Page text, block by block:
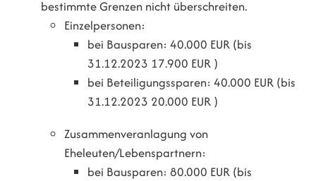
bestimmte Grenzen nicht überschreiten.
Einzelpersonen:
bei Bausparen: 40.000 EUR (bis
31.12.2023 17.900 EUR )
bei Beteiligungssparen: 40.000 EUR (bis
31.12.2023 20.000 EUR )
Zusammenveranlagung von
Eheleuten/Lebenspartnern:
bei Bausparen: 80.000 EUR (bis